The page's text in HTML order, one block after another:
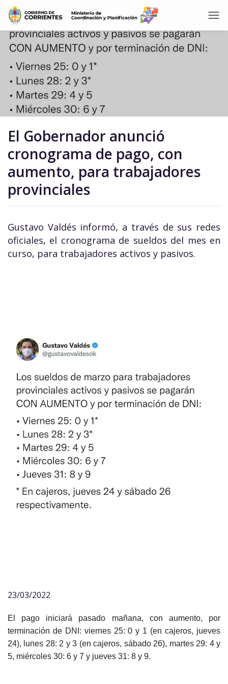
El Gobernador anunció
cronograma de pago, con
aumento, para trabajadores
provinciales
Gustavo Valdés informó, a través de sus redes
oficiales, el cronograma de sueldos del mes en
curso, para trabajadores activos y pasivos.
23/03/2022
El pago iniciará pasado mañana, con aumento, por
terminación de DNI: viernes 25: 0 y 1 (en cajeros, jueves
24), lunes 28: 2 y 3 (en cajeros, sábado 26), martes 29: 4 y
5, miércoles 30: 6 y 7 y jueves 31: 8 y 9.